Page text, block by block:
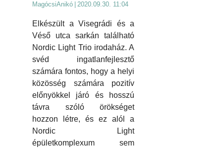
MagócsiAnikó 2020.09.30. 11:04
Elkészült a Visegrádi és a
Véső utca sarkán található
Nordic Light Trio irodaház. A
svéd ingatlanfejlesztő
számára fontos, hogy a helyi
közösség számára pozitív
előnyökkel járó és hosszú
távra szóló örökséget
hozzon létre, és ez alól a
Nordic Light
épületkomplexum sem